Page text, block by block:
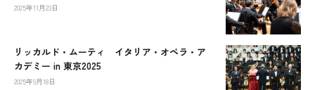
2025年11月23日
リッカルド・ムーティ イタリア・オペラ・ア
カデミー in 東京2025
2025年9月18日